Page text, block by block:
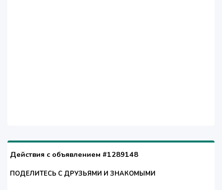
Действия с объявлением #1289148
ПОДЕЛИТЕСЬ С ДРУЗЬЯМИ И ЗНАКОМЫМИ